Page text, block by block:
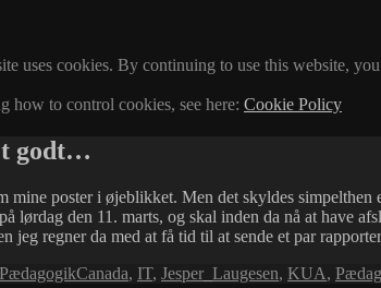
uses cookies. By continuing to use this website, you
how to control cookies, see here: Cookie Policy
godt…
poster i øjeblikket. Men det skyldes simpelthen
lørdag den 11. marts, og skal inden da nå at have
jeg regner da med at få tid til at sende et par
PædagogikTags
Canada, IT, Jesper_Laugesen, KUA,